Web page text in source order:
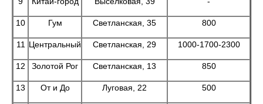
10 Гум Светланская, 35 800
11 Центральный Светланская, 29 1000-1700-2300
12 Золотой Рог Светланская, 13 850
13 От и До Луговая, 22 500